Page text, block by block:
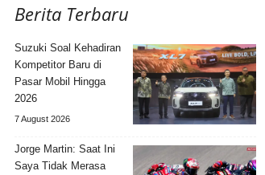
Berita Terbaru
Suzuki Soal Kehadiran
Kompetitor Baru di
Pasar Mobil Hingga
2026
7 August 2026
Jorge Martin: Saat Ini
Saya Tidak Merasa